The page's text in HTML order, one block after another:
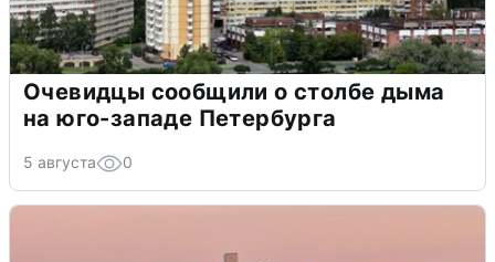
Очевидцы сообщили о столбе дыма
на юго-западе Петербурга
5 августа 0